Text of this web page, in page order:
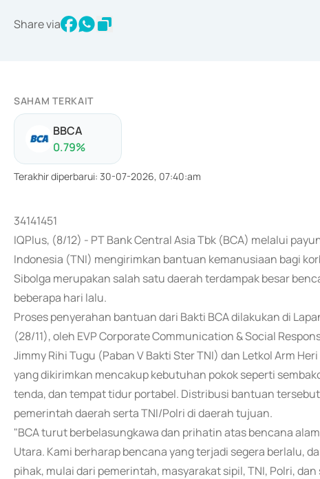
Share via
SAHAM TERKAIT
BBCA
0.79%
Terakhir diperbarui: 30-07-2026, 07:40:am
34141451
IQPlus, (8/12) - PT Bank Central Asia Tbk (BCA) melalui
Indonesia (TNI) mengirimkan bantuan kemanusiaan bagi
Sibolga merupakan salah satu daerah terdampak besar
beberapa hari lalu.
Proses penyerahan bantuan dari Bakti BCA dilakukan di
(28/11), oleh EVP Corporate Communication & Social
Jimmy Rihi Tugu (Paban V Bakti Ster TNI) dan Letkol Arm
yang dikirimkan mencakup kebutuhan pokok seperti
tenda, dan tempat tidur portabel. Distribusi bantuan
pemerintah daerah serta TNI/Polri di daerah tujuan.
"BCA turut berbelasungkawa dan prihatin atas bencana
Utara. Kami berharap bencana yang terjadi segera berlalu,
pihak, mulai dari pemerintah, masyarakat sipil, TNI, Polri,